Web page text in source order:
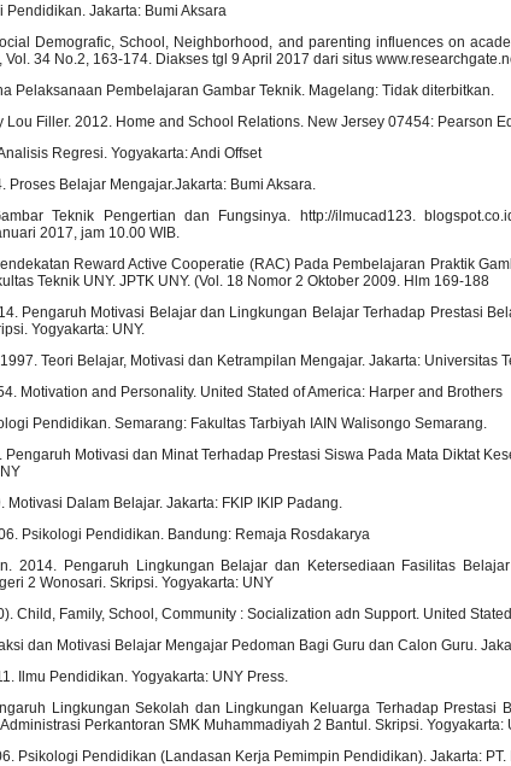
Pendidikan. Jakarta: Bumi Aksara
Demografic, School, Neighborhood, and parenting influences on
Vol. 34 No.2, 163-174. Diakses tgl 9 April 2017 dari situs
Pelaksanaan Pembelajaran Gambar Teknik. Magelang: Tidak diterbitkan.
Lou Filler. 2012. Home and School Relations. New Jersey 07454: Pearson
Regresi. Yogyakarta: Andi Offset
Proses Belajar Mengajar.Jakarta: Bumi Aksara.
Teknik Pengertian dan Fungsinya. http://ilmucad123.
2017, jam 10.00 WIB.
Reward Active Cooperatie (RAC) Pada Pembelajaran Praktik
Teknik UNY. JPTK UNY. (Vol. 18 Nomor 2 Oktober 2009. Hlm 169-188
Pengaruh Motivasi Belajar dan Lingkungan Belajar Terhadap Prestasi
Yogyakarta: UNY.
Teori Belajar, Motivasi dan Ketrampilan Mengajar. Jakarta: Universitas
Motivation and Personality. United Stated of America: Harper and Brothers
Pendidikan. Semarang: Fakultas Tarbiyah IAIN Walisongo Semarang.
Pengaruh Motivasi dan Minat Terhadap Prestasi Siswa Pada Mata Diktat
Motivasi Dalam Belajar. Jakarta: FKIP IKIP Padang.
Psikologi Pendidikan. Bandung: Remaja Rosdakarya
2014. Pengaruh Lingkungan Belajar dan Ketersediaan Fasilitas
2 Wonosari. Skripsi. Yogyakarta: UNY
Child, Family, School, Community : Socialization adn Support. United
dan Motivasi Belajar Mengajar Pedoman Bagi Guru dan Calon Guru.
Ilmu Pendidikan. Yogyakarta: UNY Press.
Lingkungan Sekolah dan Lingkungan Keluarga Terhadap Prestasi
Perkantoran SMK Muhammadiyah 2 Bantul. Skripsi. Yogyakarta:
Psikologi Pendidikan (Landasan Kerja Pemimpin Pendidikan). Jakarta: